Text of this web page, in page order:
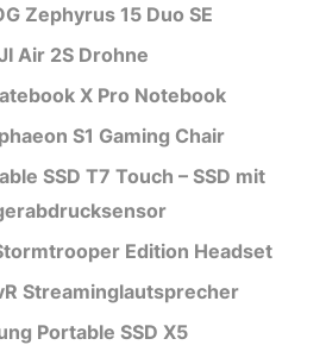
Zephyrus 15 Duo SE
Air 2S Drohne
X Pro Notebook
S1 Gaming Chair
SSD T7 Touch – SSD mit
Edition Headset
Streaminglautsprecher
Portable SSD X5